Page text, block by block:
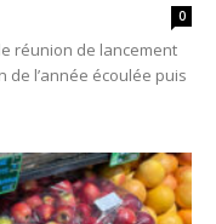
0
réunion de lancement
de l’année écoulée puis